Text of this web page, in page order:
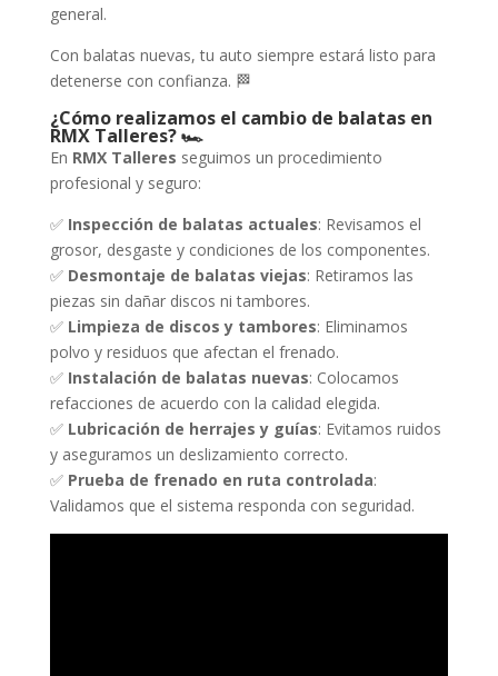
general.
Con balatas nuevas, tu auto siempre estará listo para
detenerse con confianza. 🏁
¿Cómo realizamos el cambio de balatas en
RMX Talleres? 🏎️
En RMX Talleres seguimos un procedimiento
profesional y seguro:
✅ Inspección de balatas actuales: Revisamos el
grosor, desgaste y condiciones de los componentes.
✅ Desmontaje de balatas viejas: Retiramos las
piezas sin dañar discos ni tambores.
✅ Limpieza de discos y tambores: Eliminamos
polvo y residuos que afectan el frenado.
✅ Instalación de balatas nuevas: Colocamos
refacciones de acuerdo con la calidad elegida.
✅ Lubricación de herrajes y guías: Evitamos ruidos
y aseguramos un deslizamiento correcto.
✅ Prueba de frenado en ruta controlada:
Validamos que el sistema responda con seguridad.